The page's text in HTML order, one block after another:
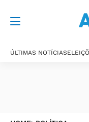
ÚLTIMAS NOTÍCIAS